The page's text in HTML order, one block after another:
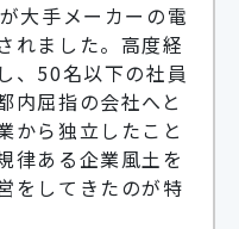
大手メーカーの電
れました。高度経
、50名以下の社員
内屈指の会社へと
から独立したこと
律ある企業風土を
をしてきたのが特